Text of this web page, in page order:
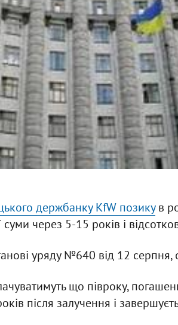
держбанку KfW позикув
через 5-15 років і
уряду №640 від 12 серпня,
що півроку,
після залучення і